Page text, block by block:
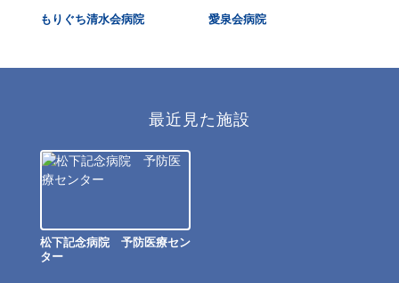
もりぐち清水会病院 愛泉会病院
最近見た施設
松下記念病院 予防医療セン
ター